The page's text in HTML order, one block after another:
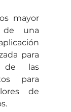
mayor
de una
para
de las
para
de